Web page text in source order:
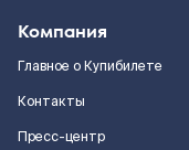
Компания
Главное о Купибилете
Контакты
Пресс-центр